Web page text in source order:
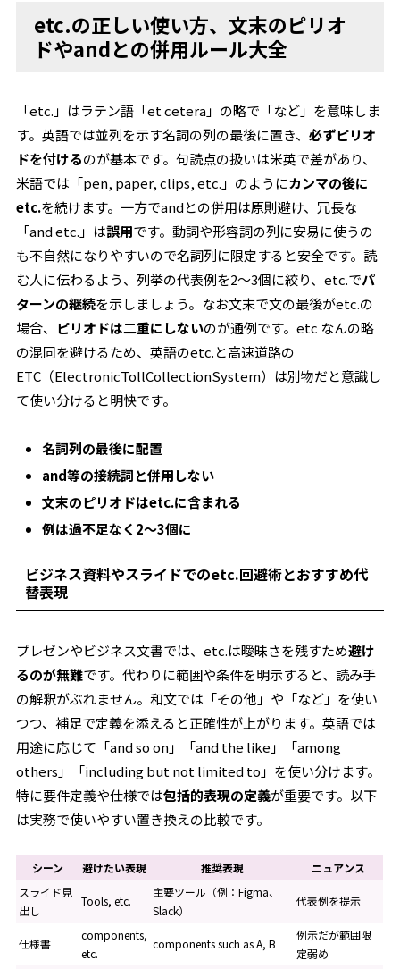
etc.の正しい使い方、文末のピリオ
ドやandとの併用ルール大全
「etc.」はラテン語「et cetera」の略で「など」を意味しま
す。英語では並列を示す名詞の列の最後に置き、必ずピリオ
ドを付けるのが基本です。句読点の扱いは米英で差があり、
米語では「pen, paper, clips, etc.」のようにカンマの後に
etc.を続けます。一方でandとの併用は原則避け、冗長な
「and etc.」は誤用です。動詞や形容詞の列に安易に使うの
も不自然になりやすいので名詞列に限定すると安全です。読
む人に伝わるよう、列挙の代表例を2〜3個に絞り、etc.でパ
ターンの継続を示しましょう。なお文末で文の最後がetc.の
場合、 ピリオドは二重にしないのが通例です。etc なんの略
の混同を避けるため、英語のetc.と高速道路の
ETC（ElectronicTollCollectionSystem）は別物だと意識し
て使い分けると明快です。
名詞列の最後に配置
and等の接続詞と併用しない
文末のピリオドはetc.に含まれる
例は過不足なく2〜3個に
ビジネス資料やスライドでのetc.回避術とおすすめ代
替表現
プレゼンやビジネス文書では、etc.は曖昧さを残すため避け
るのが無難です。代わりに範囲や条件を明示すると、読み手
の解釈がぶれません。和文では「その他」や「など」を使い
つつ、補足で定義を添えると正確性が上がります。英語では
用途に応じて「and so on」「and the like」「among
others」「including but not limited to」を使い分けます。
特に要件定義や仕様では包括的表現の定義が重要です。以下
は実務で使いやすい置き換えの比較です。
シーン 避けたい表現 推奨表現
ニュアンス
スライド見
出し
Tools, etc.
主要ツール（例：Figma、
Slack）
代表例を提示
仕様書
components,
etc.
components such as A, B
例示だが範囲限
定弱め